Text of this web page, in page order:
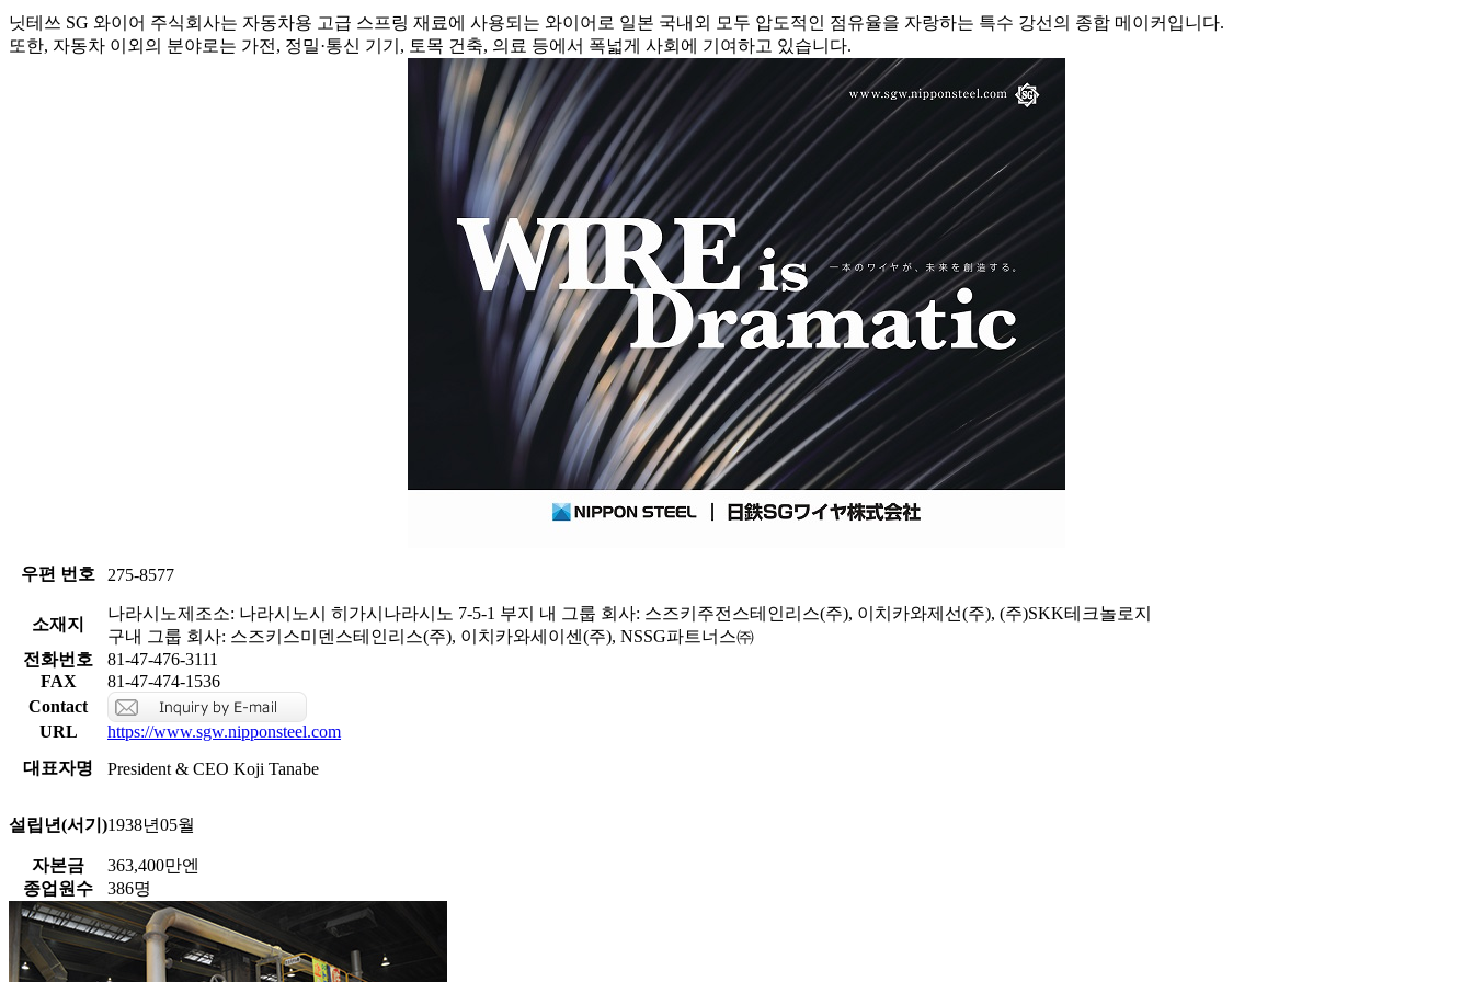
닛테쓰 SG 와이어 주식회사는 자동차용 고급 스프링 재료에 사용되는 와이어로 일본 국내외 모두 압도적인 점유율을 자랑하는 특수 강선의 종합 메이커입니다.
또한, 자동차 이외의 분야로는 가전, 정밀·통신 기기, 토목 건축, 의료 등에서 폭넓게 사회에 기여하고 있습니다.
우편 번호 275-8577
소재지
나라시노제조소: 나라시노시 히가시나라시노 7-5-1 부지 내 그룹 회사: 스즈키주전스테인리스(주), 이치카와제선(주), (주)SKK테크놀로지
구내 그룹 회사: 스즈키스미덴스테인리스(주), 이치카와세이센(주), NSSG파트너스㈜
전화번호
81-47-476-3111
FAX
81-47-474-1536
Contact
URL
https://www.sgw.nipponsteel.com
대표자명
President & CEO Koji Tanabe
설립년(서기)1938년05월
자본금
363,400만엔
종업원수
386명